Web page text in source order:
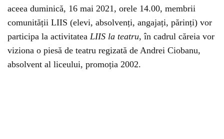
aceea duminică, 16 mai 2021, orele 14.00, membrii
comunității LIIS (elevi, absolvenți, angajați, părinți) vor
participa la activitatea LIIS la teatru, în cadrul căreia vor
viziona o piesă de teatru regizată de Andrei Ciobanu,
absolvent al liceului, promoția 2002.